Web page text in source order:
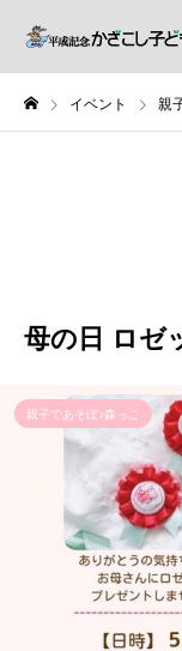
イベント 親
母の日 ロゼ
親子であそぼ♪森っこ